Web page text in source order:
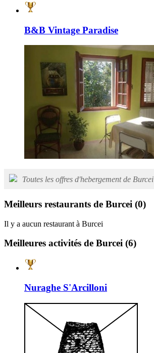
B&B Vintage Paradise
Toutes les offres d'hebergement de Burcei
Meilleurs restaurants de Burcei (0)
Il y a aucun restaurant à Burcei
Meilleures activités de Burcei (6)
Nuraghe S'Arcilloni